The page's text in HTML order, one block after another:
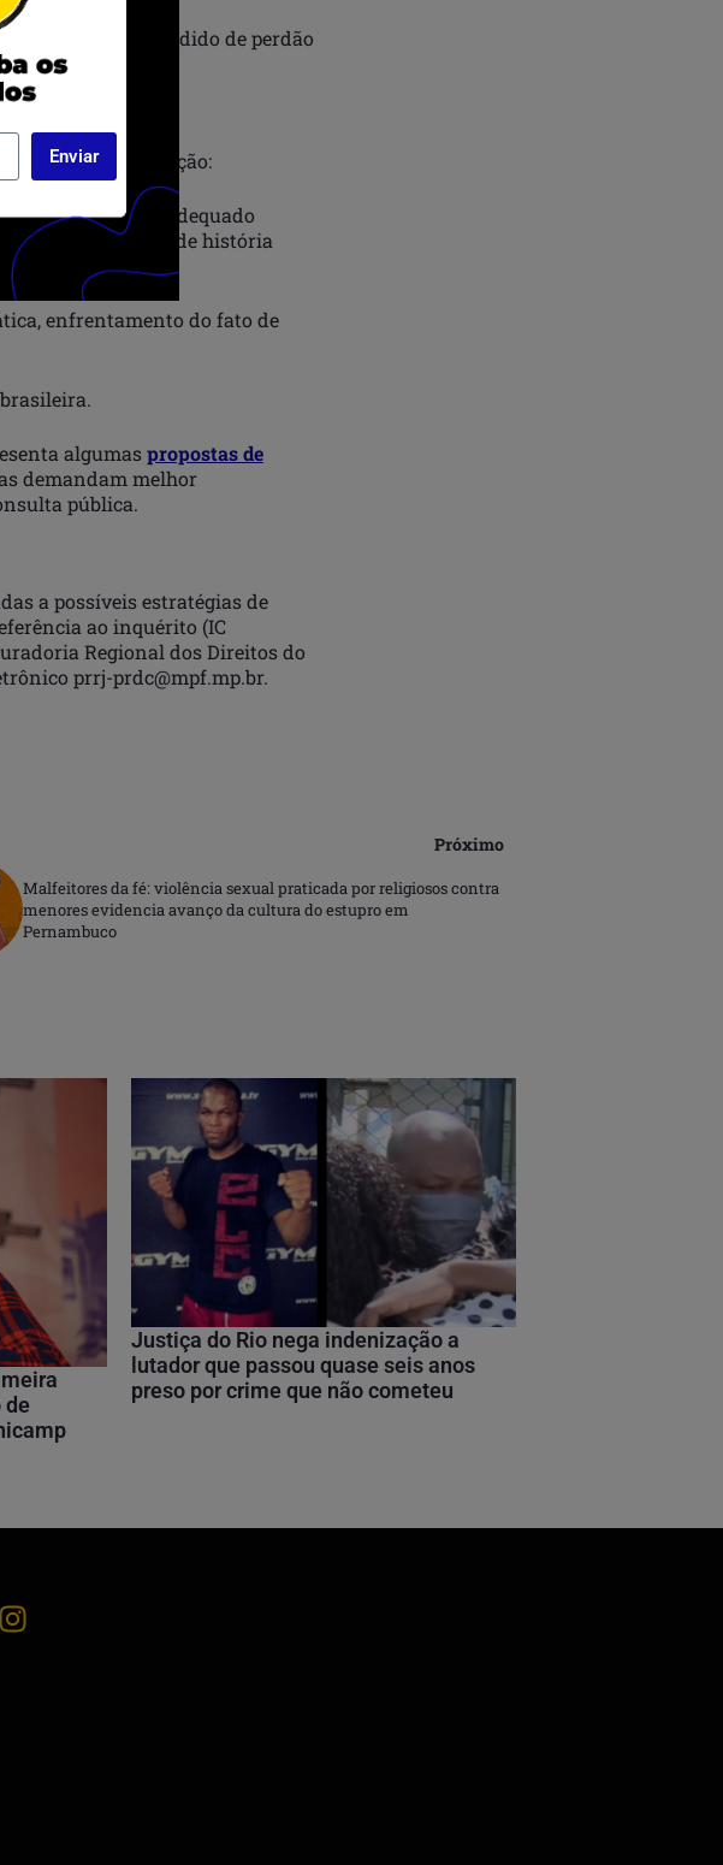
que o pedido de perdão
sobre reparação:
a temática, o adequado
de iniciativas de história
enfrentamento do fato de
algumaspropostas de
demandam melhor
pública.
a possíveis estratégias de
ao inquérito (IC
Regional dos Direitos do
prrj-prdc@mpf.mp.br.
Próximo
Malfeitores da fé: violência sexual praticada por religiosos contra
menores evidencia avanço da cultura do estupro em
Pernambuco
de
Justiça do Rio nega indenização a
lutador que passou quase seis anos
preso por crime que não cometeu
Enviar